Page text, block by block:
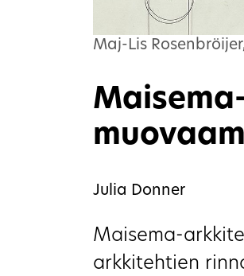
Maj-Lis
Julia Donner
Maisema-
arkkitehtien